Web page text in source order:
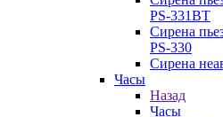
PS-331BT
Сирена
PS-330
Сирена
Часы
Назад
Часы